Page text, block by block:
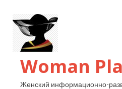
Woman
Женский информационно-